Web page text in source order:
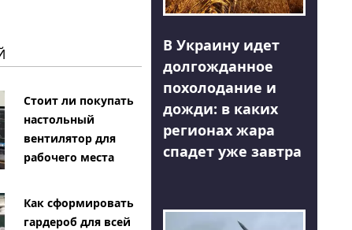
Стоит ли покупать
настольный
вентилятор для
рабочего места
Как сформировать
гардероб для всей
В Украину идет
долгожданное
похолодание и
дожди: в каких
регионах жара
спадет уже завтра